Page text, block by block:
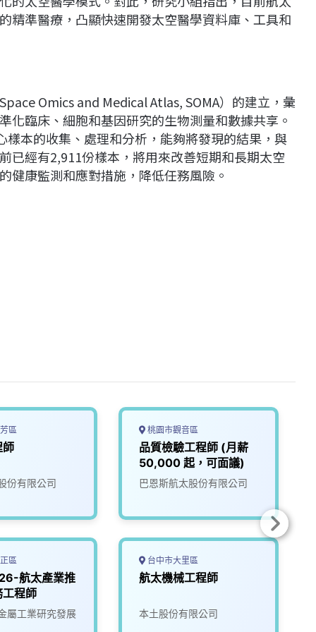
精準醫療，凸顯快速開發太空醫學資料庫、工具和
Omics and Medical Atlas, SOMA）的建立，彙
化臨床、細胞和基因研究的生物測量和數據共享。
樣本的收集、處理和分析，能夠將發現的結果，與
已經有2,911份樣本，將用來改善短期和長期太空
健康監測和應對措施，降低任務風險。
區
師
份有限公司
區
航太產業推
程師
屬工業研究發展
桃園市觀音區
品質檢驗工程師 (月薪
50,000 起，可面議)
巴恩斯航太股份有限公司
台中市大里區
航太機械工程師
本土股份有限公司